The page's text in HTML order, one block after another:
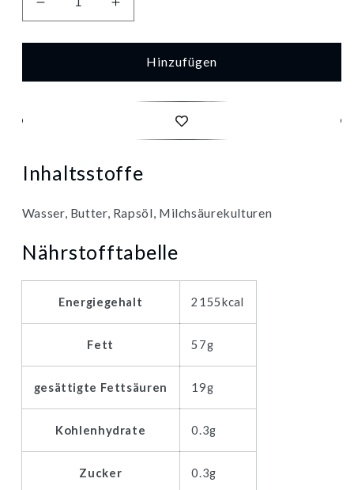
Verringere
die
Menge
Arla
Erhöhe
die
Menge
Arla
ungesalzen
Hinzufügen
Inhaltsstoffe
Wasser, Butter, Rapsöl, Milchsäurekulturen
Nährstofftabelle
Energiegehalt 2155kcal
Fett 57g
gesättigte Fettsäuren 19g
Kohlenhydrate 0.3g
Zucker 0.3g